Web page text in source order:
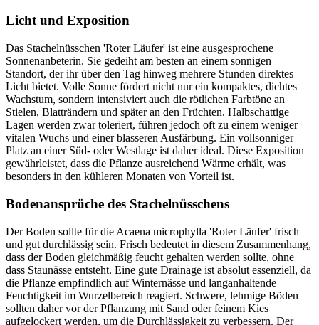
Licht und Exposition
Das Stachelnüsschen 'Roter Läufer' ist eine ausgesprochene
Sonnenanbeterin. Sie gedeiht am besten an einem sonnigen
Standort, der ihr über den Tag hinweg mehrere Stunden direktes
Licht bietet. Volle Sonne fördert nicht nur ein kompaktes, dichtes
Wachstum, sondern intensiviert auch die rötlichen Farbtöne an
Stielen, Blatträndern und später an den Früchten. Halbschattige
Lagen werden zwar toleriert, führen jedoch oft zu einem weniger
vitalen Wuchs und einer blasseren Ausfärbung. Ein vollsonniger
Platz an einer Süd- oder Westlage ist daher ideal. Diese Exposition
gewährleistet, dass die Pflanze ausreichend Wärme erhält, was
besonders in den kühleren Monaten von Vorteil ist.
Bodenansprüche des Stachelnüsschens
Der Boden sollte für die Acaena microphylla 'Roter Läufer' frisch
und gut durchlässig sein. Frisch bedeutet in diesem Zusammenhang,
dass der Boden gleichmäßig feucht gehalten werden sollte, ohne
dass Staunässe entsteht. Eine gute Drainage ist absolut essenziell, da
die Pflanze empfindlich auf Winternässe und langanhaltende
Feuchtigkeit im Wurzelbereich reagiert. Schwere, lehmige Böden
sollten daher vor der Pflanzung mit Sand oder feinem Kies
aufgelockert werden, um die Durchlässigkeit zu verbessern. Der